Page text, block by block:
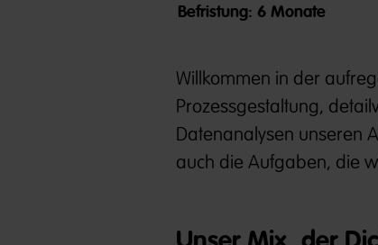
Befristung: 6 Monate
Willkommen in der
Prozessgestaltung,
Datenanalysen unseren
auch die Aufgaben, die